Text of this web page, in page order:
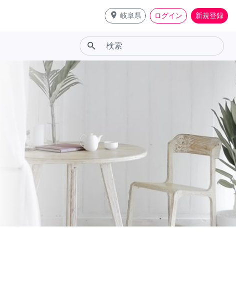
place 岐阜県 ログイン 新規登録
search